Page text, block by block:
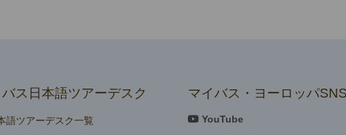
ス日本語ツアーデスク
語ツアーデスク一覧
マイバス・ヨーロッパ
YouTube